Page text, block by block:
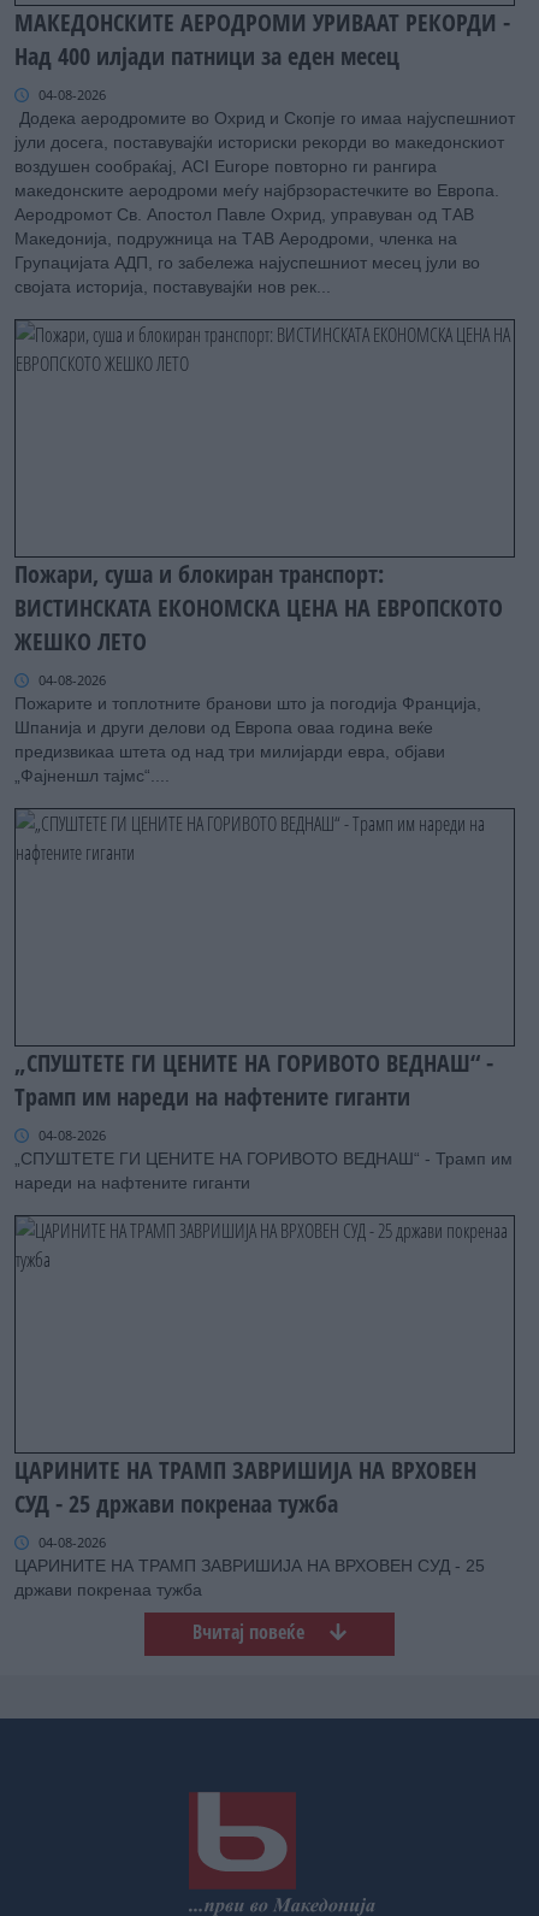
МАКЕДОНСКИТЕ АЕРОДРОМИ УРИВААТ РЕКОРДИ -
Над 400 илјади патници за еден месец
04-08-2026
Додека аеродромите во Охрид и Скопје го имаа најуспешниот
јули досега, поставувајќи историски рекорди во македонскиот
воздушен сообраќај, ACI Europe повторно ги рангира
македонските аеродроми меѓу најбрзорастечките во Европа.
Аеродромот Св. Апостол Павле Охрид, управуван од ТАВ
Македонија, подружница на ТАВ Аеродроми, членка на
Групацијата АДП, го забележа најуспешниот месец јули во
својата историја, поставувајќи нов рек...
Пожари, суша и блокиран транспорт:
ВИСТИНСКАТА ЕКОНОМСКА ЦЕНА НА ЕВРОПСКОТО
ЖЕШКО ЛЕТО
04-08-2026
Пожарите и топлотните бранови што ја погодија Франција,
Шпанија и други делови од Европа оваа година веќе
предизвикаа штета од над три милијарди евра, објави
„Фајненшл тајмс“....
„СПУШТЕТЕ ГИ ЦЕНИТЕ НА ГОРИВОТО ВЕДНАШ“ -
Трамп им нареди на нафтените гиганти
04-08-2026
„СПУШТЕТЕ ГИ ЦЕНИТЕ НА ГОРИВОТО ВЕДНАШ“ - Трамп им
нареди на нафтените гиганти
ЦАРИНИТЕ НА ТРАМП ЗАВРИШИЈА НА ВРХОВЕН
СУД - 25 држави покренаа тужба
04-08-2026
ЦАРИНИТЕ НА ТРАМП ЗАВРИШИЈА НА ВРХОВЕН СУД - 25
држави покренаа тужба
Вчитај повеќе